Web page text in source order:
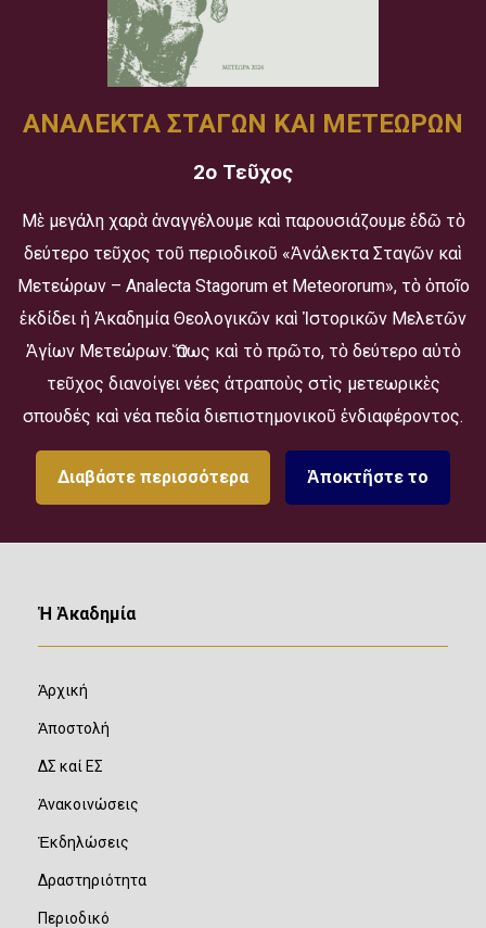
ΑΝΑΛΕΚΤΑ ΣΤΑΓΩΝ ΚΑΙ ΜΕΤΕΩΡΩΝ
2ο Τεῦχος
Μὲ μεγάλη χαρὰ ἀναγγέλουμε καὶ παρουσιάζουμε ἐδῶ τὸ
δεύτερο τεῦχος τοῦ περιοδικοῦ «Ἀνάλεκτα Σταγῶν καὶ
Μετεώρων – Analecta Stagorum et Meteororum», τὸ ὁποῖο
ἐκδίδει ἡ Ἀκαδημία Θεολογικῶν καὶ Ἱστορικῶν Μελετῶν
Ἁγίων Μετεώρων. Ὅπως καὶ τὸ πρῶτο, τὸ δεύτερο αὐτὸ
τεῦχος διανοίγει νέες ἀτραποὺς στὶς μετεωρικὲς
σπουδές καὶ νέα πεδία διεπιστημονικοῦ ἐνδιαφέροντος.
Διαβάστε περισσότερα Ἀποκτῆστε το
Ἡ Ἀκαδημία
Ἀρχική
Ἀποστολή
ΔΣ καί ΕΣ
Ἀνακοινώσεις
Ἐκδηλώσεις
Δραστηριότητα
Περιοδικό